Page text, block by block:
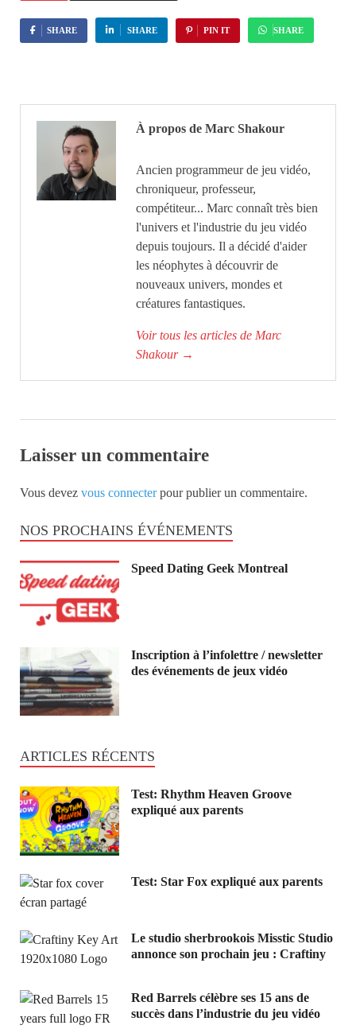
SHARE SHARE PIN IT SHARE
À propos de Marc Shakour
Ancien programmeur de jeu vidéo,
chroniqueur, professeur,
compétiteur... Marc connaît très bien
l'univers et l'industrie du jeu vidéo
depuis toujours. Il a décidé d'aider
les néophytes à découvrir de
nouveaux univers, mondes et
créatures fantastiques.
Voir tous les articles de Marc
Shakour →
Laisser un commentaire
Vous devez vous connecterpour publier un commentaire.
NOS PROCHAINS ÉVÉNEMENTS
Speed Dating Geek Montreal
Inscription à l’infolettre / newsletter
des événements de jeux vidéo
ARTICLES RÉCENTS
Test: Rhythm Heaven Groove
expliqué aux parents
Test: Star Fox expliqué aux parents
Le studio sherbrookois Misstic Studio
annonce son prochain jeu : Craftiny
Red Barrels célèbre ses 15 ans de
succès dans l’industrie du jeu vidéo